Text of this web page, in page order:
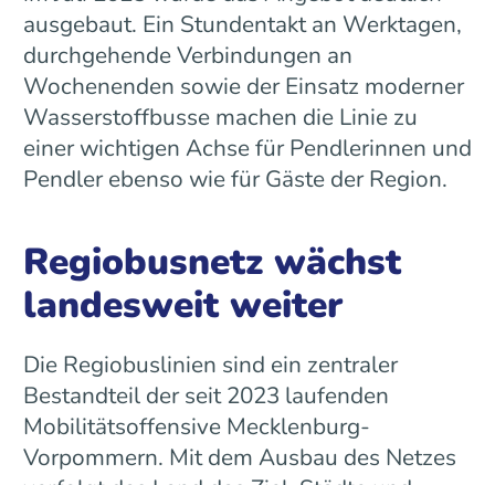
ausgebaut. Ein Stundentakt an Werktagen,
durchgehende Verbindungen an
Wochenenden sowie der Einsatz moderner
Wasserstoffbusse machen die Linie zu
einer wichtigen Achse für Pendlerinnen und
Pendler ebenso wie für Gäste der Region.
Regiobusnetz wächst
landesweit weiter
Die Regiobuslinien sind ein zentraler
Bestandteil der seit 2023 laufenden
Mobilitätsoffensive Mecklenburg-
Vorpommern. Mit dem Ausbau des Netzes